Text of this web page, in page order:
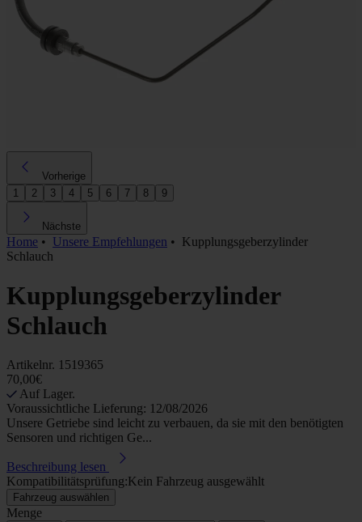
Vorherige
1
2 3 4 5 6 7 8 9
Nächste
Home • Unsere Empfehlungen • Kupplungsgeberzylinder
Schlauch
Kupplungsgeberzylinder
Schlauch
Artikelnr. 1519365
70,00€
Auf Lager.
Voraussichtliche Lieferung: 12/08/2026
Unsere Getriebe sind leicht zu verbauen, da sie mit den benötigten
Sensoren und richtigen Ge...
Beschreibung lesen
Kompatibilitätsprüfung:Kein Fahrzeug ausgewählt
Fahrzeug auswählen
Menge